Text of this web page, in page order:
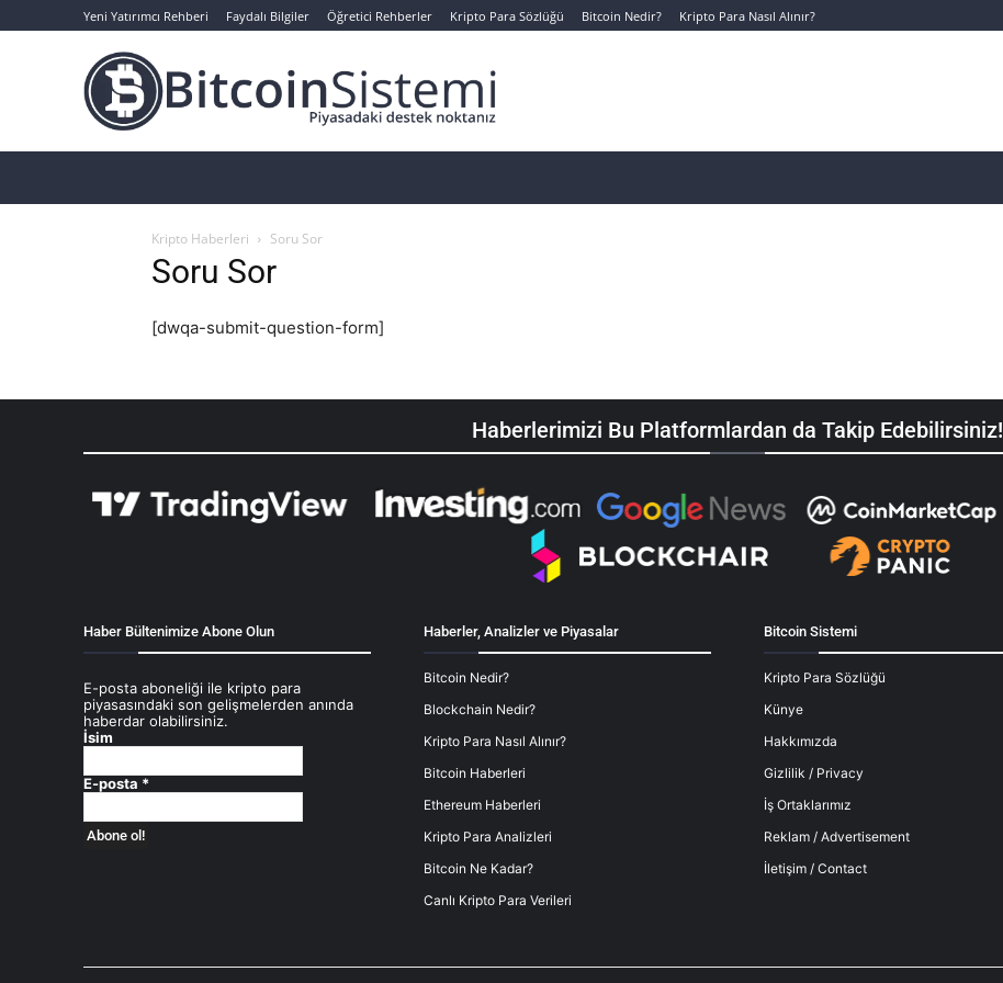
Yeni Yatırımcı Rehberi Faydalı Bilgiler Öğretici Rehberler Kripto Para Sözlüğü Bitcoin Nedir? Kripto Para Nasıl Alınır?
Kripto Haberleri Soru Sor
Soru Sor
[dwqa-submit-question-form]
Haberlerimizi Bu Platformlardan da Takip Edebilirsiniz!
Haber Bültenimize Abone Olun
E-posta aboneliği ile kripto para
piyasasındaki son gelişmelerden anında
haberdar olabilirsiniz.
İsim
E-posta *
Haberler, Analizler ve Piyasalar
Bitcoin Nedir?
Blockchain Nedir?
Kripto Para Nasıl Alınır?
Bitcoin Haberleri
Ethereum Haberleri
Kripto Para Analizleri
Bitcoin Ne Kadar?
Canlı Kripto Para Verileri
Bitcoin Sistemi
Kripto Para Sözlüğü
Künye
Hakkımızda
Gizlilik / Privacy
İş Ortaklarımız
Reklam / Advertisement
İletişim / Contact